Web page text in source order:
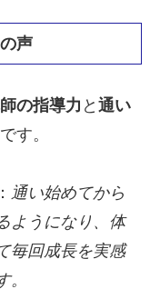
声
の指導力 と 通い
す。
通い始めてから
ようになり、体
毎回成長を実感